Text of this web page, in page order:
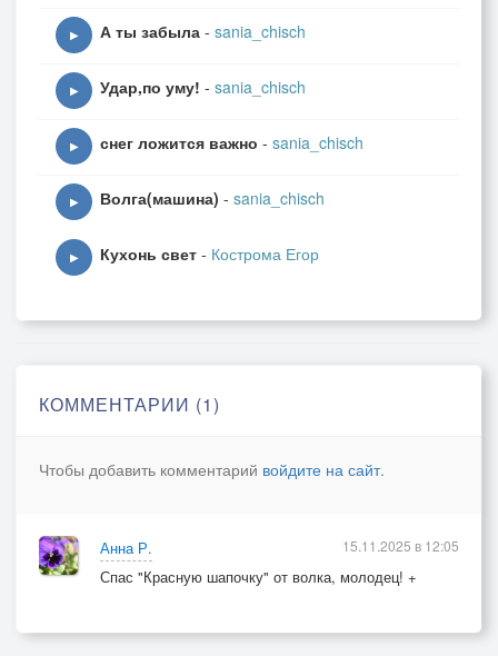
▶ А ты забыла - sania_chisch
▶ Удар,по уму! - sania_chisch
▶ снег ложится важно - sania_chisch
▶ Волга(машина) - sania_chisch
▶ Кухонь свет - Кострома Егор
КОММЕНТАРИИ (1)
Чтобы добавить комментарий войдите на сайт.
Анна Р.
Спас "Красную шапочку" от волка, молодец! +
15.11.2025 в 12:05